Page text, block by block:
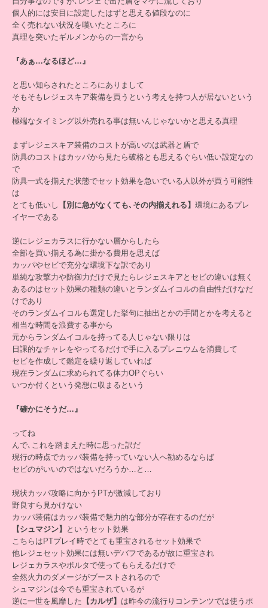
個人的には安目に設定したはずと思える値段なのに
全く売れない状況を嘆いたところに
真理を突いたギルメンからの一言から
『あぁ…なるほど…』
と思い知らされたところにありまして
そもそもレジェスキア装備を買うという考えを持つ人が居ないという
か
極端なタイミング以外売れる事は無いんじゃないかと思える真理
まずレジェスキア装備のコストが高いのは武器と盾で
防具のコストはカッパから見たら破格とも思えるぐらい低い設定なの
で
防具一式を揃えた状態でセット効果を急いでいる人以外が買う可能性
は
とても低いし
【別に急がなくても､その内揃えれる】 環境にあるプレ
イヤーである
逆にレジェカラスに行かない層からしたら
全部を買い揃える為に掛かる費用を思えば
カッパやセビで充分な環境下な訳であり
単純な攻撃力や防御力だけで見たらレジェスキアとセビの違いは無く
あるのはセット効果の種類の違いとランダムイコルの自由性だけなだ
けであり
そのランダムイコルも選定した挙句に抽出とかの手間とかを考えると
相当な時間を浪費する事から
元からランダムイコルを持ってる人じゃない限りは
日課的なチャレをやってるだけで手に入るプレニウムを消費して
セビを作成して鑑定を繰り返していれば
現在ランダムに求められてる体力OPぐらい
いつか付くという発想に収まるという
『確かにそうだ…』
ってね
んで､これを踏まえた時に思った訳だ
現行の時点でカッパ装備を持っていない人へ勧めるならば
セビのがいいのではないだろうか…と…
現状カッパ攻略に向かうPTが激減しており
野良すら見かけない
カッパ装備はカッパ装備で魅力的な部分が存在するのだが
【シュマジン】
というセット効果
こちらはPTプレイ時でとても重宝されるセット効果で
他レジェセット効果には無いデバフであるが故に重宝され
レジェカラスやボルタで使ってもらえるだけで
全然火力のダメージがブーストされるので
シュマジンは今でも重宝されているが
逆に一世を風靡した 【カルザ】 は昨今の流行りコンテンツでは使うポ